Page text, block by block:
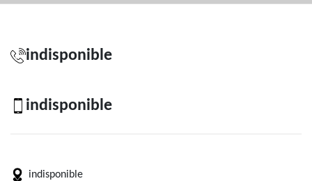
indisponible
indisponible
indisponible